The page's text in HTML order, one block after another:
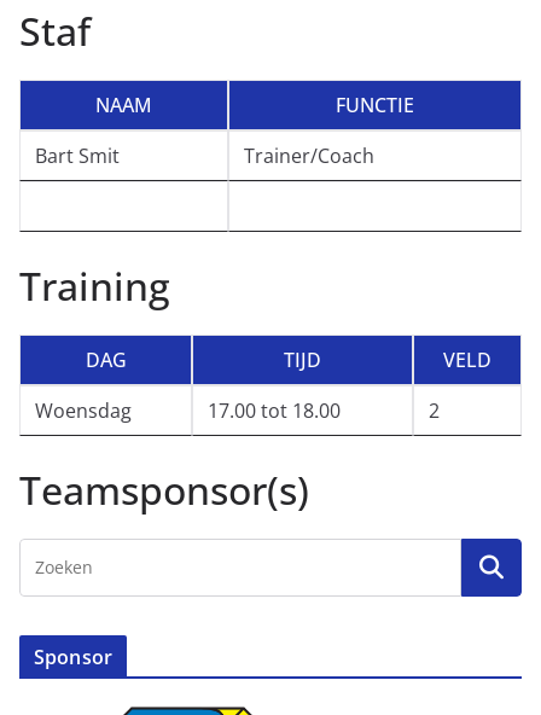
Staf
NAAM
FUNCTIE
Bart Smit
Trainer/Coach
Training
DAG TIJD
VELD
Woensdag
17.00 tot 18.00 2
Teamsponsor(s)
Sponsor